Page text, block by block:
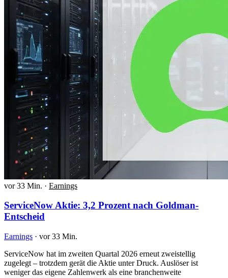
vor 33 Min. · Earnings
ServiceNow Aktie: 3,2 Prozent nach Goldman-
Entscheid
Earnings · vor 33 Min.
ServiceNow hat im zweiten Quartal 2026 erneut zweistellig
zugelegt – trotzdem gerät die Aktie unter Druck. Auslöser ist
weniger das eigene Zahlenwerk als eine branchenweite